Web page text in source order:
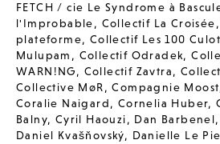
FETCH / cie Le Syndrome à
l'Improbable, Collectif La Croisée
plateforme, Collectif Les 100
Mulupam , Collectif Odradek,
WARN!NG, Collectif Zavtra,
Collective MøR,Compagnie Moost
Coralie Naigard, Cornelia Huber,
Balny, Cyril Haouzi, Dan Barbenel,
Daniel Kvašňovský, Danielle Le